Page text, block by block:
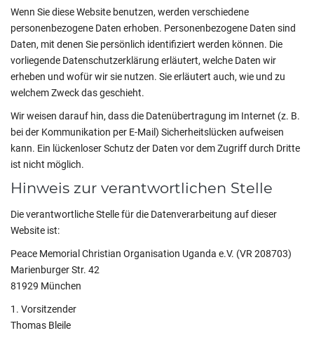
Wenn Sie diese Website benutzen, werden verschiedene
personenbezogene Daten erhoben. Personenbezogene Daten sind
Daten, mit denen Sie persönlich identifiziert werden können. Die
vorliegende Datenschutzerklärung erläutert, welche Daten wir
erheben und wofür wir sie nutzen. Sie erläutert auch, wie und zu
welchem Zweck das geschieht.
Wir weisen darauf hin, dass die Datenübertragung im Internet (z. B.
bei der Kommunikation per E-Mail) Sicherheitslücken aufweisen
kann. Ein lückenloser Schutz der Daten vor dem Zugriff durch Dritte
ist nicht möglich.
Hinweis zur verantwortlichen Stelle
Die verantwortliche Stelle für die Datenverarbeitung auf dieser
Website ist:
Peace Memorial Christian Organisation Uganda e.V. (VR 208703)
Marienburger Str. 42
81929 München
1. Vorsitzender
Thomas Bleile